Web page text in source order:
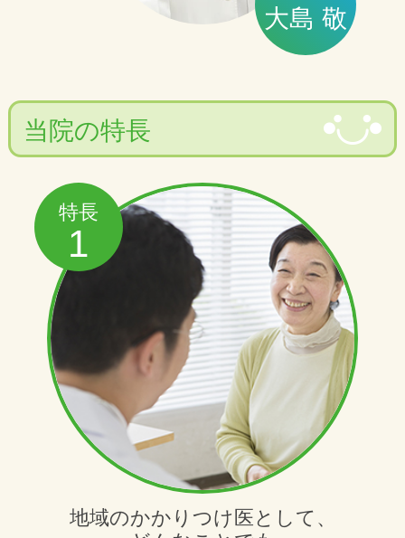
2019年9月2日（月）に「新座内科おなかク
大島 敬
当院の特長
特長
1
地域のかかりつけ医として、